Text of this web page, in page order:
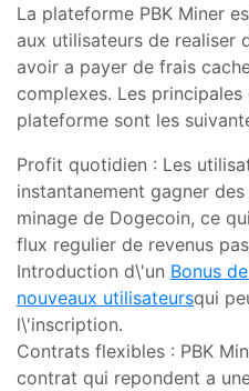
La plateforme PBK Miner
aux utilisateurs de realiser
avoir a payer de frais
complexes. Les
plateforme sont les
Profit quotidien : Les
instantanement gagner
minage de Dogecoin, ce
flux regulier de revenus
Introduction d\'un Bonus
nouveaux utilisateursqui
l\'inscription.
Contrats flexibles : PBK
contrat qui repondent a